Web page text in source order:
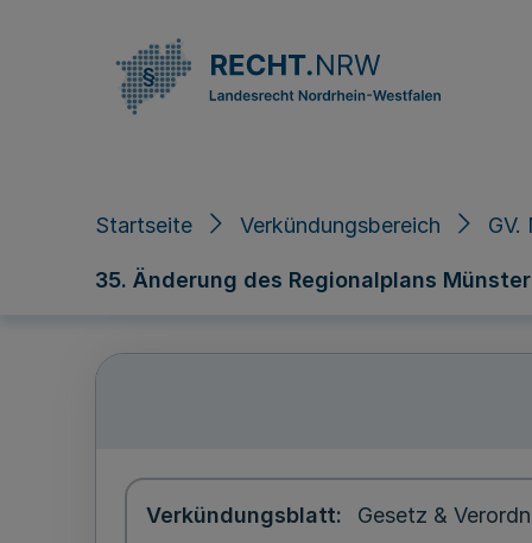
Startseite Verkündungsbereich GV.
35. Änderung des Regionalplans
Verkündungsblatt
Gesetz &